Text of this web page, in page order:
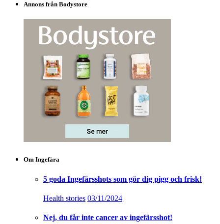
Annons från Bodystore
Om Ingefära
5 goda Ingefärsshots som gör dig pigg och frisk!
Health stories 03/11/2024
Nej, du får inte cancer av ingefärsshot!